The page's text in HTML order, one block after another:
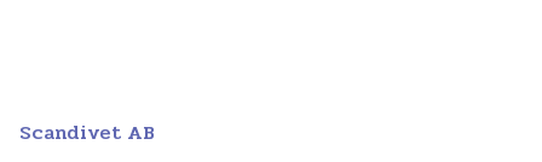
Scandivet AB